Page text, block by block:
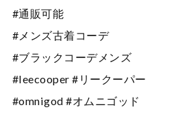
#通販可能
#メンズ古着コーデ
#ブラックコーデメンズ
#leecooper #リークーパー
#omnigod #オムニゴッド